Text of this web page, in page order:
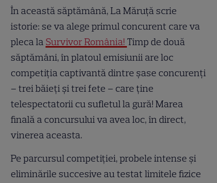
În această săptămână, La Măruță scrie
istorie: se va alege primul concurent care va
pleca la Survivor România! Timp de două
săptămâni, în platoul emisiunii are loc
competiția captivantă dintre șase concurenți
– trei băieți și trei fete – care ține
telespectatorii cu sufletul la gură! Marea
finală a concursului va avea loc, în direct,
vinerea aceasta.
Pe parcursul competiției, probele intense și
eliminările succesive au testat limitele fizice